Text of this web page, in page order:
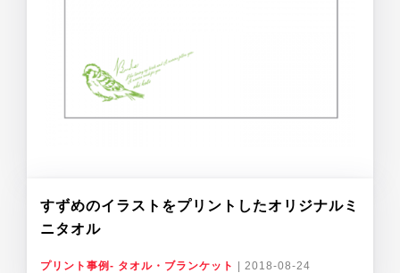
すずめのイラストをプリントしたオリジナルミ
ニタオル
プリント事例- タオル・ブランケット 2018-08-24